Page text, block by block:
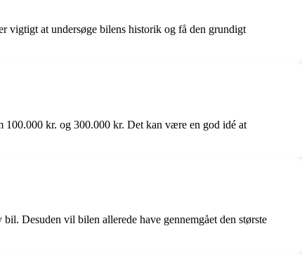
vigtigt at undersøge bilens historik og få den grundigt
kr. og 300.000 kr. Det kan være en god idé at
Desuden vil bilen allerede have gennemgået den største